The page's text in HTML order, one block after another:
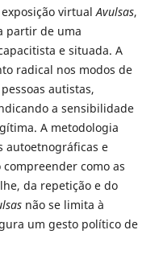
virtualAvulsas,
partir de uma
e situada. A
radical nos modos de
autistas,
a sensibilidade
A metodologia
autoetnográficas e
como as
da repetição e do
não se limita à
um gesto político de